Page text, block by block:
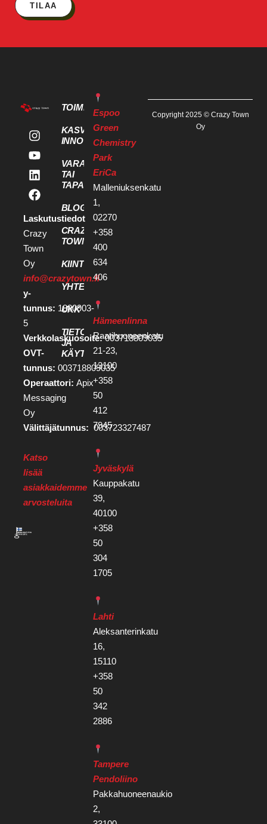
TILAA
Laskutustiedot
Crazy
Town
Oy
info@crazytown.fi
y-
tunnus: 1880903-
5
Verkkolaskuosoite:003718809035
OVT-
tunnus: 003718809035
Operaattori: Apix
Messaging
Oy
Välittäjätunnus: 003723327487
Katso
lisää
asiakkaidemme
arvosteluita
TOIMITILAT
KASVU- JA
INNOVAATIOPALVELUT
VARAA KOKOUS
TAI
TAPAHTUMATILA
BLOGI
CRAZY
TOWN
KIINTEISTÖKEHITTÄJILLE
YHTEYSTIEDOT
UKK
TIETOSUOJA
JA
KÄYTTÖEHDOT
Espoo
Green
Chemistry
Park
EriCa
Malleniuksenkatu
1,
02270
+358
400
634
406
Hämeenlinna
Raatihuoneenkatu
21-23,
13100
+358
50
412
7945
Jyväskylä
Kauppakatu
39,
40100
+358
50
304
1705
Lahti
Aleksanterinkatu
16,
15110
+358
50
342
2886
Tampere
Pendoliino
Pakkahuoneenaukio
2,
Copyright 2025 © Crazy Town
Oy